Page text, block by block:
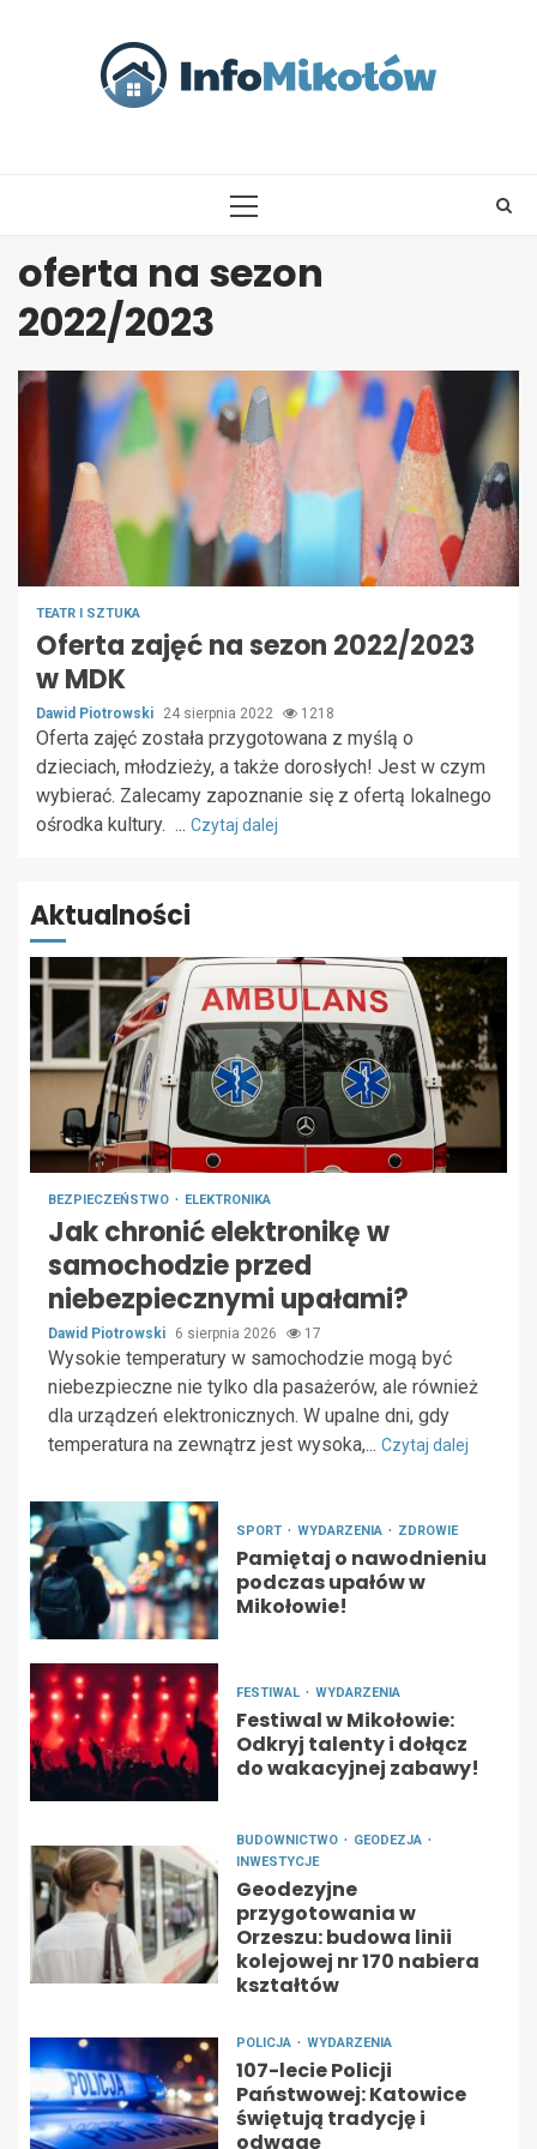
PRIMARY
oferta na sezon
2022/2023
TEATR I SZTUKA
Oferta zajęć na sezon 2022/2023
w MDK
Dawid Piotrowski 24 sierpnia 2022 1218
Oferta zajęć została przygotowana z myślą o
dzieciach, młodzieży, a także dorosłych! Jest w czym
wybierać. Zalecamy zapoznanie się z ofertą lokalnego
ośrodka kultury. ... Czytaj dalej
Aktualności
BEZPIECZEŃSTWO ELEKTRONIKA
Jak chronić elektronikę w
samochodzie przed
niebezpiecznymi upałami?
Dawid Piotrowski 6 sierpnia 2026 17
Wysokie temperatury w samochodzie mogą być
niebezpieczne nie tylko dla pasażerów, ale również
dla urządzeń elektronicznych. W upalne dni, gdy
temperatura na zewnątrz jest wysoka,... Czytaj dalej
SPORT WYDARZENIA ZDROWIE
Pamiętaj o nawodnieniu
podczas upałów w
Mikołowie!
FESTIWAL WYDARZENIA
Festiwal w Mikołowie:
Odkryj talenty i dołącz
do wakacyjnej zabawy!
BUDOWNICTWO
GEODEZJA
INWESTYCJE
Geodezyjne
przygotowania w
Orzeszu: budowa linii
kolejowej nr 170 nabiera
kształtów
POLICJA WYDARZENIA
107-lecie Policji
Państwowej: Katowice
świętują tradycję i
odwagę